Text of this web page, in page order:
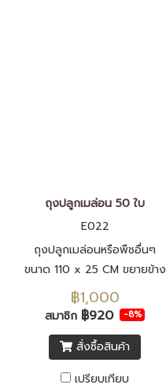
ถุงปลูกเมล่อน 50 ใบ
E022
ถุงปลูกเมล่อนหรือพืชอื่นๆ
ขนาด 110 x 25 CM ขยายข้าง
18 CM ปลูกได้ 5-6 ต้น
฿1,000
สมาชิก ฿920 -8%
สั่งซื้อสินค้า
เปรียบเทียบ